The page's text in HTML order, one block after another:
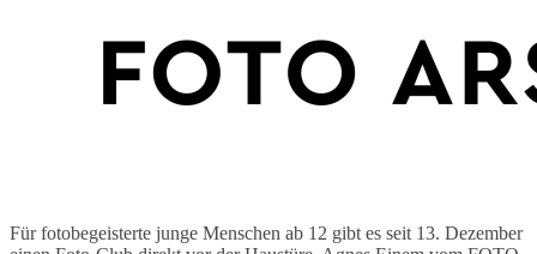
Für fotobegeisterte junge Menschen ab 12 gibt es seit 13. Dezember